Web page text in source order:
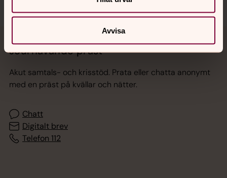
Avvisa
Jourhavande präst
Akut samtals- och krisstöd. Prata eller chatta anonymt
med en präst på kvällar och nätter.
Chatt
Digitalt brev
Telefon 112